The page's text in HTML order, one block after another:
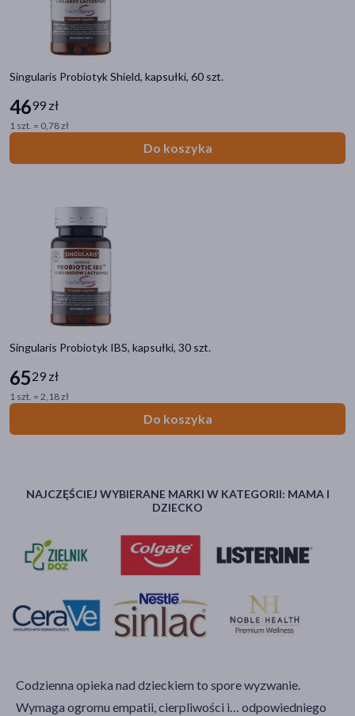
Singularis Probiotyk Shield, kapsułki, 60 szt.
4699 zł
1 szt. = 0,78 zł
Do koszyka
Singularis Probiotyk IBS, kapsułki, 30 szt.
6529 zł
1 szt. = 2,18 zł
Do koszyka
NAJCZĘŚCIEJ WYBIERANE MARKI W KATEGORII: MAMA I
DZIECKO
Codzienna opieka nad dzieckiem to spore wyzwanie.
Wymaga ogromu empatii, cierpliwości i… odpowiedniego